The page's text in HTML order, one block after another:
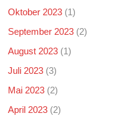
Oktober 2023 (1)
September 2023 (2)
August 2023 (1)
Juli 2023 (3)
Mai 2023 (2)
April 2023 (2)